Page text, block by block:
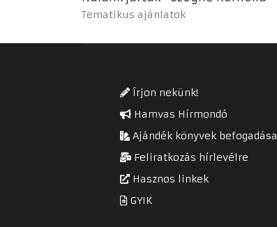
Tematikus ajánlatok
Írjon nekünk!
Hamvas Hírmondó
Ajándék könyvek befogadása
Feliratkozás hírlevélre
Hasznos linkek
GYIK